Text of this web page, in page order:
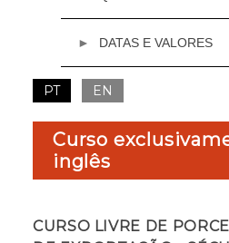
Email:academia@cml.pt
DATAS E VALORES
3 a 12 de Setembro de 2024
Valor
Presencial
€ 140 (curso completo)
frequência por módulo,
PT EN
Curso
inglês
CURSO LIVRE DE